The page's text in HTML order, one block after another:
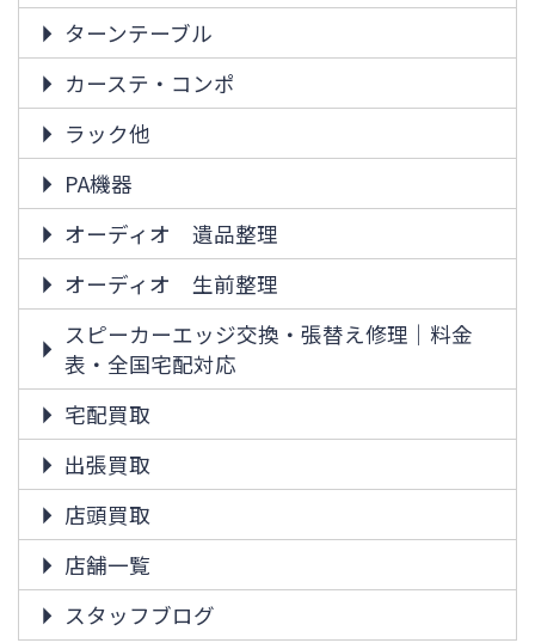
ターンテーブル
カーステ・コンポ
ラック他
PA機器
オーディオ 遺品整理
オーディオ 生前整理
スピーカーエッジ交換・張替え修理｜料金
表・全国宅配対応
宅配買取
出張買取
店頭買取
店舗一覧
スタッフブログ